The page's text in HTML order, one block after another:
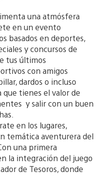
una atmósfera
en un evento
basados en deportes,
y concursos de
tus últimos
con amigos
dardos o incluso
tienes el valor de
y salir con un buen
en los lugares,
temática aventurera del
una primera
la integración del juego
de Tesoros, donde